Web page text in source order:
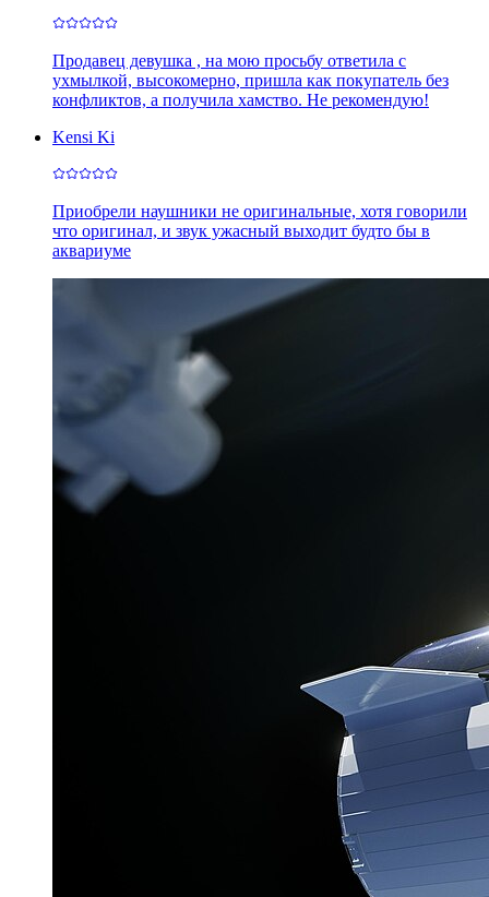
Продавец девушка , на мою просьбу ответила с
ухмылкой, высокомерно, пришла как покупатель без
конфликтов, а получила хамство. Не рекомендую!
Kensi Ki
Приобрели наушники не оригинальные, хотя говорили
что оригинал, и звук ужасный выходит будто бы в
аквариуме